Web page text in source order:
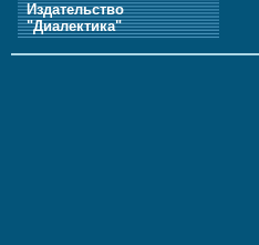
Издательство
"Диалектика"